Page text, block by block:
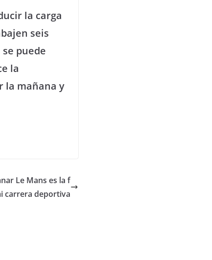
la carga
seis
puede
la
la mañana y
Le Mans es la f
carrera deportiva